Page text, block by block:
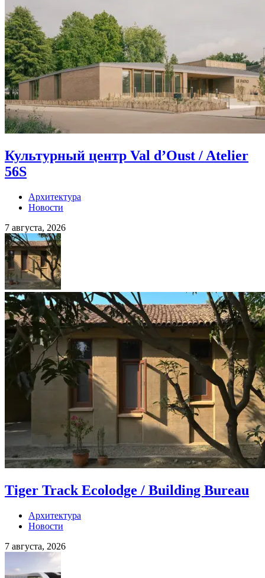
Культурный центр Val d’Oust / Atelier
56S
Архитектура
Новости
7 августа, 2026
Tiger Track Ecolodge / Building Bureau
Архитектура
Новости
7 августа, 2026